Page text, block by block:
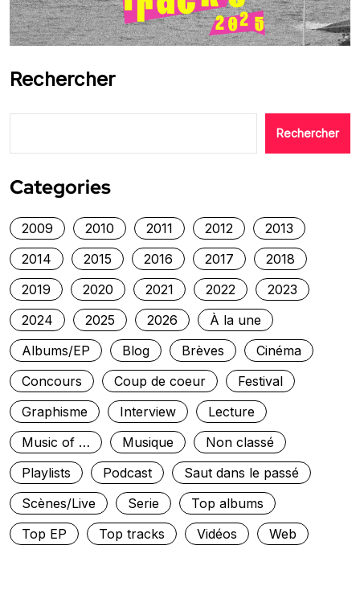
Rechercher
Rechercher
Categories
2009 2010 2011 2012
2013
2014
2015 2016 2017
2018
2019
2020 2021 2022
2023
2024
2025 2026
À la une
Albums/EP
Blog Brèves
Cinéma
Concours
Coup de coeur
Festival
Graphisme
Interview
Lecture
Music of …
Musique
Non classé
Playlists
Podcast
Saut dans le passé
Scènes/Live
Serie
Top albums
Top EP
Top tracks Vidéos Web